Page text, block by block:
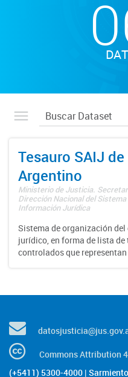
Tesauro SAIJ
Argentino
Ministerio de Justicia.
Dirección Nacional del
Información Jurídica
Sistema de organización
jurídico, en forma de lista
controlados que representan
Commons Attribution
(+5411) 5300-4000 |